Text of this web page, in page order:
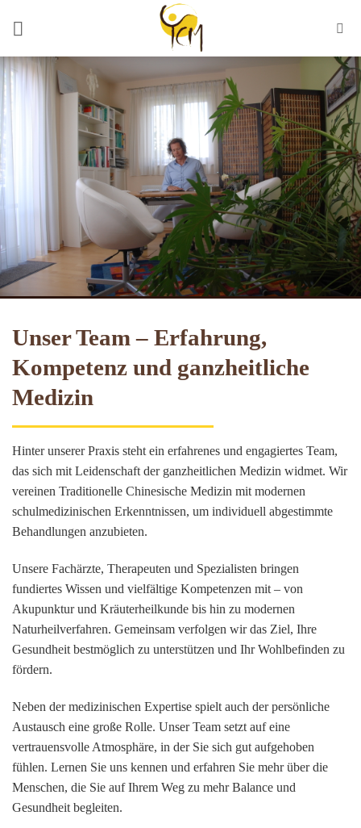
Unser Team – Erfahrung,
Kompetenz und ganzheitliche
Medizin
Hinter unserer Praxis steht ein erfahrenes und engagiertes Team,
das sich mit Leidenschaft der ganzheitlichen Medizin widmet. Wir
vereinen Traditionelle Chinesische Medizin mit modernen
schulmedizinischen Erkenntnissen, um individuell abgestimmte
Behandlungen anzubieten.
Unsere Fachärzte, Therapeuten und Spezialisten bringen
fundiertes Wissen und vielfältige Kompetenzen mit – von
Akupunktur und Kräuterheilkunde bis hin zu modernen
Naturheilverfahren. Gemeinsam verfolgen wir das Ziel, Ihre
Gesundheit bestmöglich zu unterstützen und Ihr Wohlbefinden zu
fördern.
Neben der medizinischen Expertise spielt auch der persönliche
Austausch eine große Rolle. Unser Team setzt auf eine
vertrauensvolle Atmosphäre, in der Sie sich gut aufgehoben
fühlen. Lernen Sie uns kennen und erfahren Sie mehr über die
Menschen, die Sie auf Ihrem Weg zu mehr Balance und
Gesundheit begleiten.